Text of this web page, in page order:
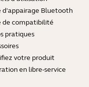
d'appairage Bluetooth
de compatibilité
pratiques
votre produit
en libre-service